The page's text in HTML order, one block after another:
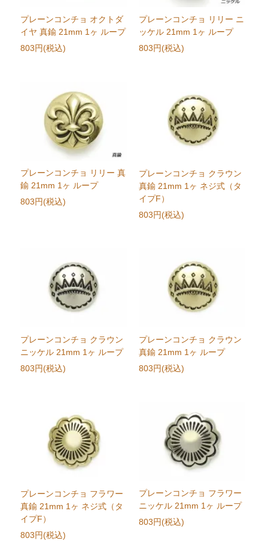
プレーンコンチョ オクトダ
イヤ 真鍮 21mm 1ヶ ループ
803円(税込)
プレーンコンチョ リリー ニ
ッケル 21mm 1ヶ ループ
803円(税込)
プレーンコンチョ リリー 真
鍮 21mm 1ヶ ループ
803円(税込)
プレーンコンチョ クラウン
真鍮 21mm 1ヶ ネジ式（タ
イプF）
803円(税込)
プレーンコンチョ クラウン
ニッケル 21mm 1ヶ ループ
803円(税込)
プレーンコンチョ クラウン
真鍮 21mm 1ヶ ループ
803円(税込)
プレーンコンチョ フラワー
真鍮 21mm 1ヶ ネジ式（タ
イプF）
803円(税込)
プレーンコンチョ フラワー
ニッケル 21mm 1ヶ ループ
803円(税込)